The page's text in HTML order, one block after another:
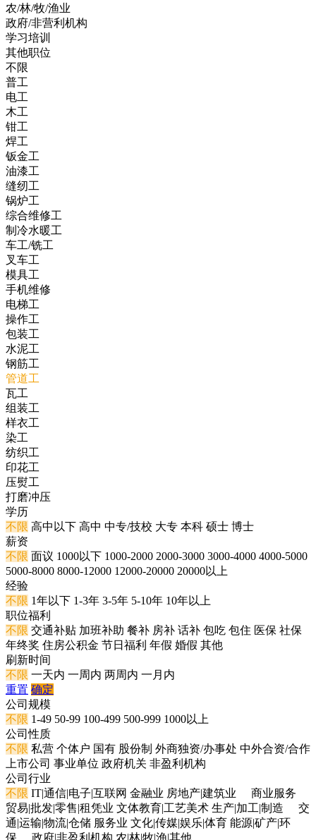
农/林/牧/渔业
政府/非营利机构
学习培训
其他职位
不限
普工
电工
木工
钳工
焊工
钣金工
油漆工
缝纫工
锅炉工
综合维修工
制冷水暖工
车工/铣工
叉车工
模具工
手机维修
电梯工
操作工
包装工
水泥工
钢筋工
管道工
瓦工
组装工
样衣工
染工
纺织工
印花工
压熨工
打磨冲压
学历
不限 高中以下 高中 中专/技校 大专 本科 硕士 博士
薪资
不限 面议 1000以下 1000-2000 2000-3000 3000-4000 4000-5000
5000-8000 8000-12000 12000-20000 20000以上
经验
不限 1年以下 1-3年 3-5年 5-10年 10年以上
职位福利
不限 交通补贴 加班补助 餐补 房补 话补 包吃 包住 医保 社保
年终奖 住房公积金 节日福利 年假 婚假 其他
刷新时间
不限 一天内 一周内 两周内 一月内
重置 确定
公司规模
不限 1-49 50-99 100-499 500-999 1000以上
公司性质
不限 私营 个体户 国有 股份制 外商独资/办事处 中外合资/合作
上市公司 事业单位 政府机关 非盈利机构
公司行业
不限 IT|通信|电子|互联网 金融业 房地产|建筑业
商业服务
贸易|批发|零售|租凭业 文体教育|工艺美术 生产|加工|制造
交
通|运输|物流|仓储 服务业 文化|传媒|娱乐|体育 能源|矿产|环
保
政府|非盈利机构 农|林|牧|渔|其他